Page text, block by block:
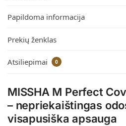
Papildoma informacija
Prekių ženklas
Atsiliepimai 0
MISSHA M Perfect
– nepriekaištingas
visapusiška apsauga